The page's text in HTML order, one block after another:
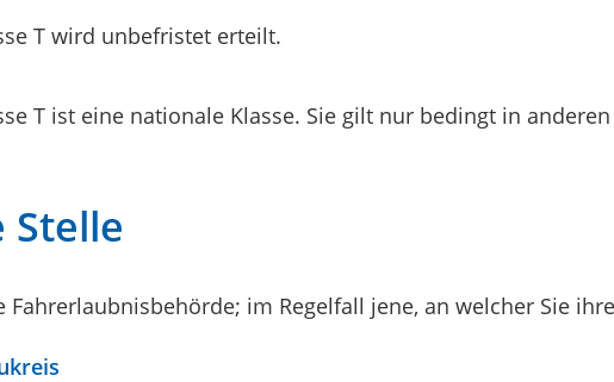
T wird unbefristet erteilt.
T ist eine nationale Klasse. Sie gilt nur bedingt in
Stelle
Fahrerlaubnisbehörde; im Regelfall jene, an welcher Sie